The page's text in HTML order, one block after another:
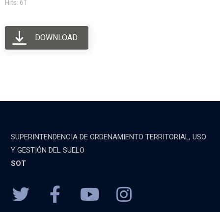
Hits: 61
DOWNLOAD
SUPERINTENDENCIA DE ORDENAMIENTO TERRITORIAL, USO
Y GESTIÓN DEL SUELO
SOT